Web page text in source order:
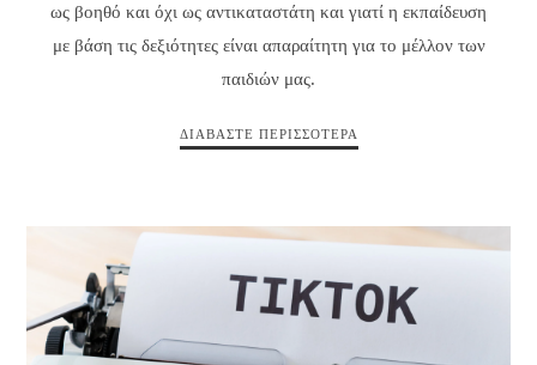
ως βοηθό και όχι ως αντικαταστάτη και γιατί η εκπαίδευση
με βάση τις δεξιότητες είναι απαραίτητη για το μέλλον των
παιδιών μας.
ΔΙΑΒΆΣΤΕ ΠΕΡΙΣΣΌΤΕΡΑ